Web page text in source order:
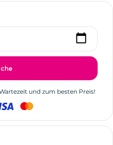
und zum besten Preis!